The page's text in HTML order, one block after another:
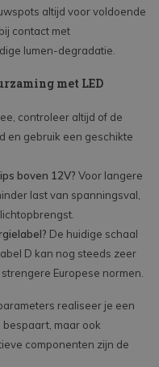
altijd voor voldoende
contact met
lumen-degradatie.
met LED
controleer altijd of de
en gebruik een geschikte
boven 12V? Voor langere
last van spanningsval,
De huidige schaal
D kan nog steeds zeer
Europese normen.
realiseer je een
maar ook
componenten zijn de